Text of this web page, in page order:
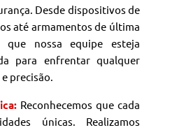
Desde dispositivos de
até armamentos de última
que nossa equipe esteja
para enfrentar qualquer
precisão.
Reconhecemos que cada
únicas. Realizamos